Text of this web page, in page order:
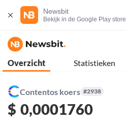
Newsbit
Bekijk in de Google Play store
Overzicht Statistieken
Contentos koers #2938
$ 0,0001760